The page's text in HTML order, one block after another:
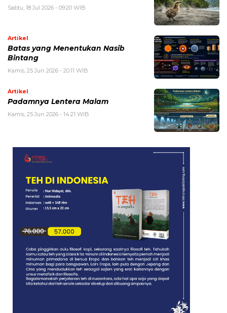
Sabtu, 18 Jul 2026 - 09:20 WIB
Artikel
Batas yang Menentukan Nasib
Bintang
Kamis, 25 Jun 2026 - 20:11 WIB
Artikel
Padamnya Lentera Malam
Kamis, 25 Jun 2026 - 14:21 WIB